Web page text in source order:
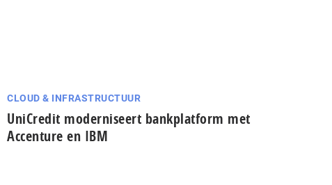
CLOUD & INFRASTRUCTUUR
UniCredit moderniseert bankplatform met
Accenture en IBM